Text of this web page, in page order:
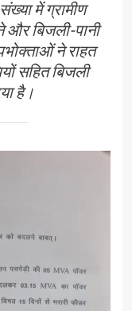
में ग्रामीण
और बिजली-पानी
ने राहत
सहित बिजली
है।